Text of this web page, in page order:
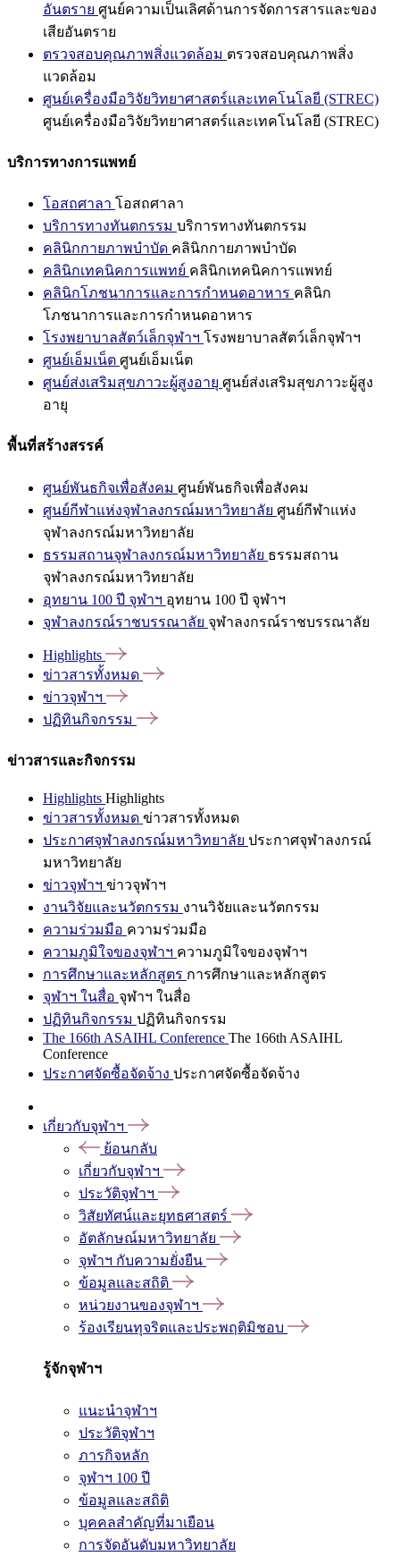
อันตราย ศูนย์ความเป็นเลิศด้านการจัดการสารและของ
เสียอันตราย
ตรวจสอบคุณภาพสิ่งแวดล้อม ตรวจสอบคุณภาพสิ่ง
แวดล้อม
ศูนย์เครื่องมือวิจัยวิทยาศาสตร์และเทคโนโลยี (STREC)
ศูนย์เครื่องมือวิจัยวิทยาศาสตร์และเทคโนโลยี (STREC)
บริการทางการแพทย์
โอสถศาลา โอสถศาลา
บริการทางทันตกรรม บริการทางทันตกรรม
คลินิกกายภาพบำบัด คลินิกกายภาพบำบัด
คลินิกเทคนิคการแพทย์ คลินิกเทคนิคการแพทย์
คลินิกโภชนาการและการกำหนดอาหาร คลินิก
โภชนาการและการกำหนดอาหาร
โรงพยาบาลสัตว์เล็กจุฬาฯ โรงพยาบาลสัตว์เล็กจุฬาฯ
ศูนย์เอ็มเน็ต ศูนย์เอ็มเน็ต
ศูนย์ส่งเสริมสุขภาวะผู้สูงอายุ ศูนย์ส่งเสริมสุขภาวะผู้สูง
อายุ
พื้นที่สร้างสรรค์
ศูนย์พันธกิจเพื่อสังคม ศูนย์พันธกิจเพื่อสังคม
ศูนย์กีฬาแห่งจุฬาลงกรณ์มหาวิทยาลัย ศูนย์กีฬาแห่ง
จุฬาลงกรณ์มหาวิทยาลัย
ธรรมสถานจุฬาลงกรณ์มหาวิทยาลัย ธรรมสถาน
จุฬาลงกรณ์มหาวิทยาลัย
อุทยาน 100 ปี จุฬาฯ อุทยาน 100 ปี จุฬาฯ
จุฬาลงกรณ์ราชบรรณาลัย จุฬาลงกรณ์ราชบรรณาลัย
Highlights
ข่าวสารทั้งหมด
ข่าวจุฬาฯ
ปฏิทินกิจกรรม
ข่าวสารและกิจกรรม
Highlights Highlights
ข่าวสารทั้งหมด ข่าวสารทั้งหมด
ประกาศจุฬาลงกรณ์มหาวิทยาลัย ประกาศจุฬาลงกรณ์
มหาวิทยาลัย
ข่าวจุฬาฯ ข่าวจุฬาฯ
งานวิจัยและนวัตกรรม งานวิจัยและนวัตกรรม
ความร่วมมือ ความร่วมมือ
ความภูมิใจของจุฬาฯ ความภูมิใจของจุฬาฯ
การศึกษาและหลักสูตร การศึกษาและหลักสูตร
จุฬาฯ ในสื่อ จุฬาฯ ในสื่อ
ปฏิทินกิจกรรม ปฏิทินกิจกรรม
The 166th ASAIHL Conference The 166th ASAIHL
Conference
ประกาศจัดซื้อจัดจ้าง ประกาศจัดซื้อจัดจ้าง
เกี่ยวกับจุฬาฯ
ย้อนกลับ
เกี่ยวกับจุฬาฯ
ประวัติจุฬาฯ
วิสัยทัศน์และยุทธศาสตร์
อัตลักษณ์มหาวิทยาลัย
จุฬาฯ กับความยั่งยืน
ข้อมูลและสถิติ
หน่วยงานของจุฬาฯ
ร้องเรียนทุจริตและประพฤติมิชอบ
รู้จักจุฬาฯ
แนะนำจุฬาฯ
ประวัติจุฬาฯ
ภารกิจหลัก
จุฬาฯ 100 ปี
ข้อมูลและสถิติ
บุคคลสำคัญที่มาเยือน
การจัดอันดับมหาวิทยาลัย